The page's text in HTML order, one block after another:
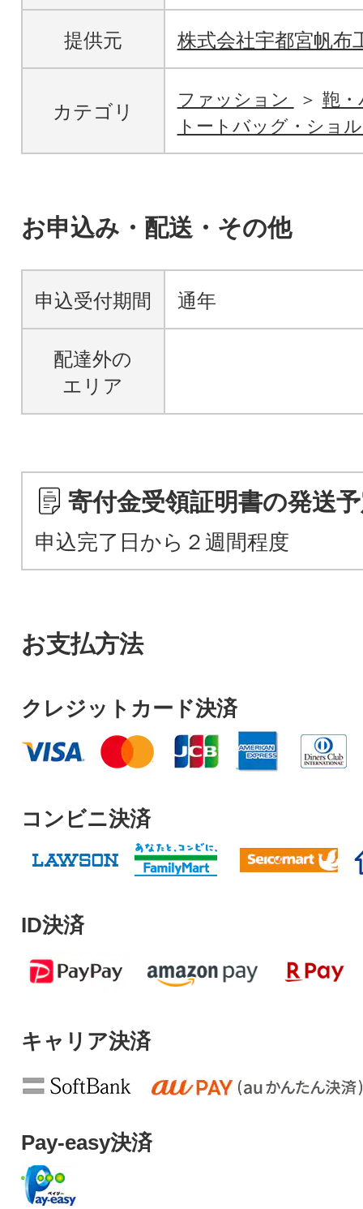
提供元 株式会社宇都宮帆布
カテゴリ
ファッション
鞄
トートバッグ・ショ
お申込み・配送・その他
申込受付期間 通年
配達外の
エリア
寄付金受領証明書の発送
申込完了日から２週間程度
お支払方法
クレジットカード決済
コンビニ決済
ID決済
キャリア決済
Pay-easy決済